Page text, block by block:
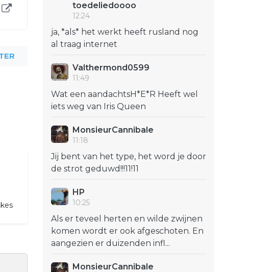
toedeliedoooo
12:24
ja, *als* het werkt heeft rusland nog
al traag internet
Valthermond0599
11:49
Wat een aandachtsH*E*R Heeft wel
iets weg van Iris Queen
MonsieurCannibale
11:18
Jij bent van het type, het word je door
de strot geduwd!!!11!11
HP
10:25
Als er teveel herten en wilde zwijnen
komen wordt er ook afgeschoten. En
aangezien er duizenden infl...
MonsieurCannibale